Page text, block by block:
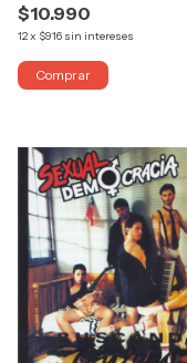
$10.990
12x $916 sin intereses